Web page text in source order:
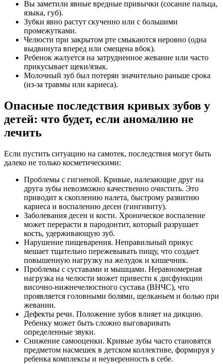
Вы заметили явные вредные привычки (сосание пальца,
языка, губ).
Зубки явно растут скученно или с большими
промежутками.
Челюсти при закрытом рте смыкаются неровно (одна
выдвинута вперед или смещена вбок).
Ребенок жалуется на затрудненное жевание или часто
прикусывает щеки/язык.
Молочный зуб был потерян значительно раньше срока
(из-за травмы или кариеса).
Опасные последствия кривых зубов у
детей: что будет, если аномалию не
лечить
Если пустить ситуацию на самотек, последствия могут быть
далеко не только косметическими:
Проблемы с гигиеной. Кривые, налезающие друг на
друга зубы невозможно качественно очистить. Это
приводит к скоплению налета, быстрому развитию
кариеса и воспалению десен (гингивиту).
Заболевания десен и кости. Хроническое воспаление
может перерасти в пародонтит, который разрушает
кость, удерживающую зуб.
Нарушение пищеварения. Неправильный прикус
мешает тщательно пережевывать пищу, что создает
повышенную нагрузку на желудок и кишечник.
Проблемы с суставами и мышцами. Неравномерная
нагрузка на челюсти может привести к дисфункции
височно-нижнечелюстного сустава (ВНЧС), что
проявляется головными болями, щелканьем и болью при
жевании.
Дефекты речи. Положение зубов влияет на дикцию.
Ребенку может быть сложно выговаривать
определенные звуки.
Снижение самооценки. Кривые зубы часто становятся
предметом насмешек в детском коллективе, формируя у
ребенка комплексы и неуверенность в себе.